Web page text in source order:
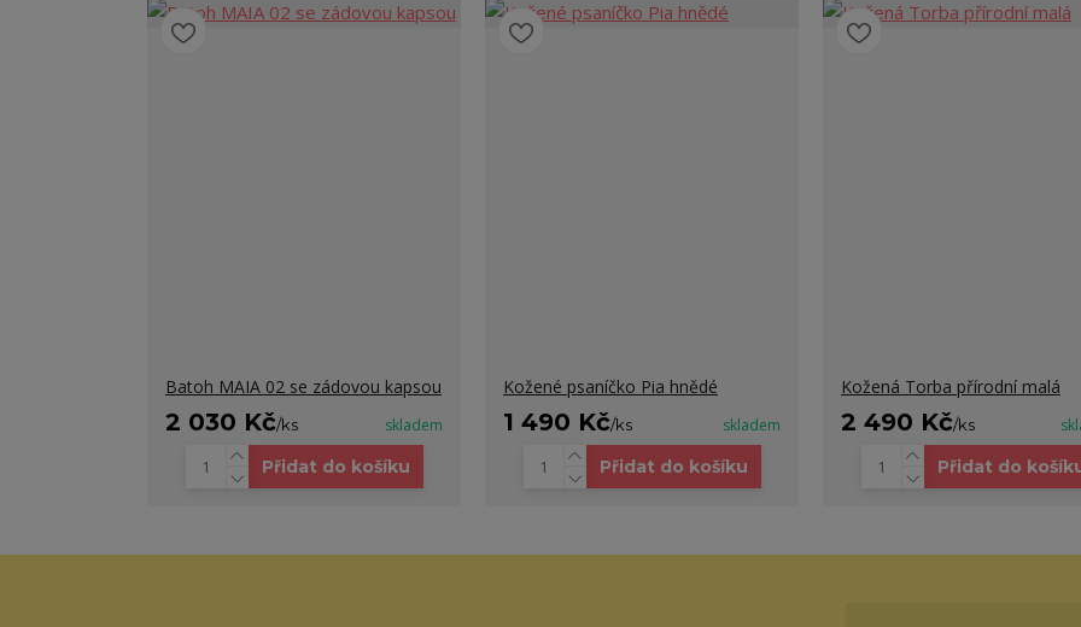
Batoh MAIA 02 se zádovou kapsou
2 030 Kč/ks skladem
Přidat do košíku
Kožené psaníčko Pia hnědé
1 490 Kč/ks skladem
Přidat do košíku
Kožená Torba přírodní malá
2 490 Kč/ks
Přidat do